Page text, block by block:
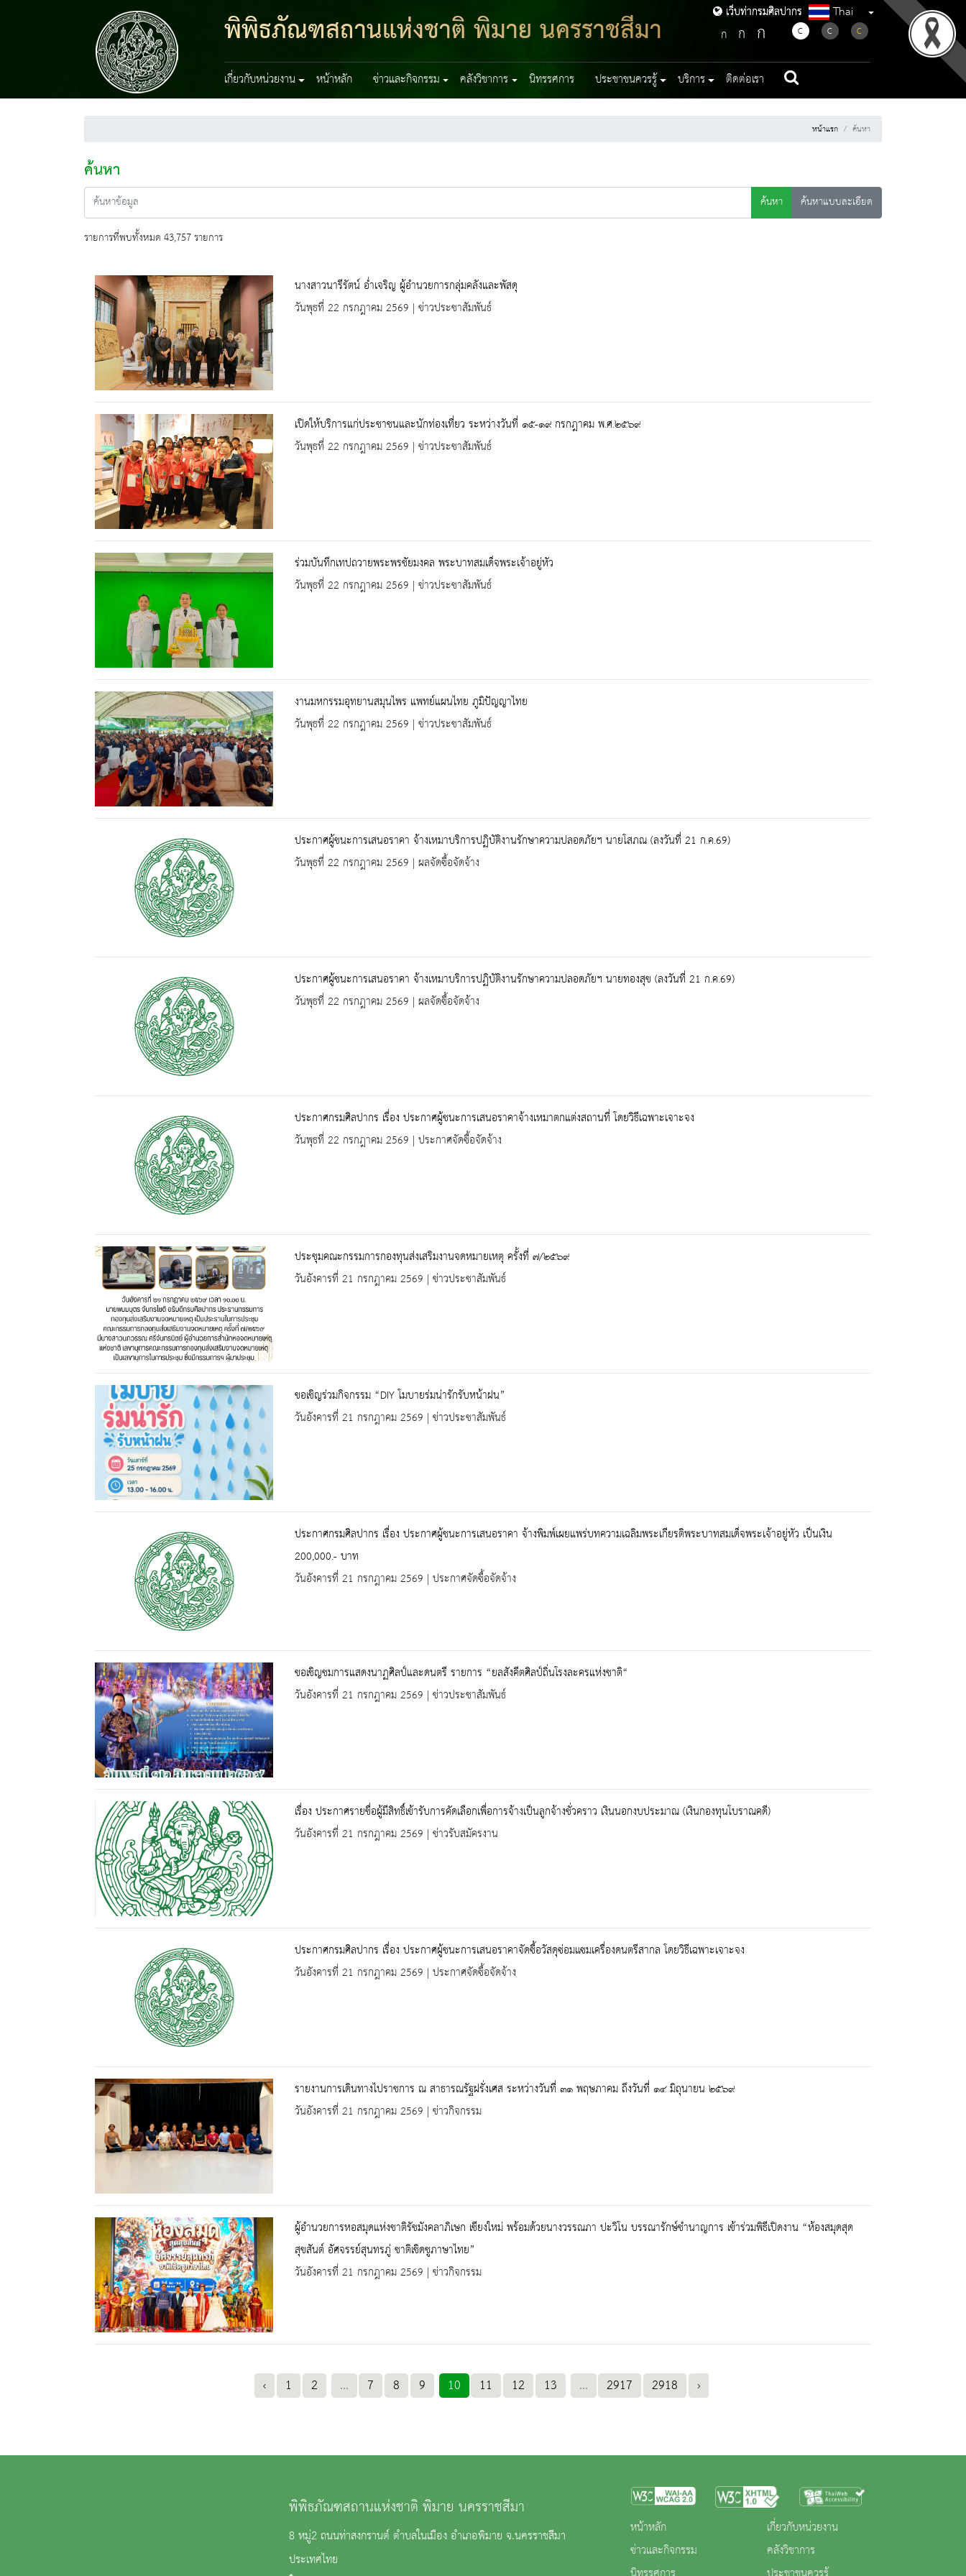
เว็บท่ากรมศิลปากร
พิพิธภัณฑสถานแห่งชาติ พิมาย นครราชสีมา เว็บท่ากรมศิลปากร Thai
ก ก ก C C C
เกี่ยวกับหน่วยงาน หน้าหลัก ข่าวและกิจกรรม คลังวิชาการ นิทรรศการ ประชาชนควรรู้ บริการ ติดต่อเรา
หน้าแรก ค้นหา
ค้นหา
ค้นหา
ค้นหาแบบละเอียด
รายการที่พบทั้งหมด 43,757 รายการ
นางสาวนารีรัตน์ อ่ำเจริญ ผู้อำนวยการกลุ่มคลังและพัสดุ
วันพุธที่ 22 กรกฎาคม 2569 | ข่าวประชาสัมพันธ์
เปิดให้บริการแก่ประชาชนและนักท่องเที่ยว ระหว่างวันที่ ๑๕-๑๙ กรกฎาคม พ.ศ.๒๕๖๙
วันพุธที่ 22 กรกฎาคม 2569 | ข่าวประชาสัมพันธ์
ร่วมบันทึกเทปถวายพระพรชัยมงคล พระบาทสมเด็จพระเจ้าอยู่หัว
วันพุธที่ 22 กรกฎาคม 2569 | ข่าวประชาสัมพันธ์
งานมหกรรมอุทยานสมุนไพร แพทย์แผนไทย ภูมิปัญญาไทย
วันพุธที่ 22 กรกฎาคม 2569 | ข่าวประชาสัมพันธ์
ประกาศผู้ชนะการเสนอราคา จ้างเหมาบริการปฏิบัติงานรักษาความปลอดภัยฯ นายโสภณ (ลงวันที่ 21 ก.ค.69)
วันพุธที่ 22 กรกฎาคม 2569 | ผลจัดซื้อจัดจ้าง
ประกาศผู้ชนะการเสนอราคา จ้างเหมาบริการปฏิบัติงานรักษาความปลอดภัยฯ นายทองสุข (ลงวันที่ 21 ก.ค.69)
วันพุธที่ 22 กรกฎาคม 2569 | ผลจัดซื้อจัดจ้าง
ประกาศกรมศิลปากร เรื่อง ประกาศผู้ชนะการเสนอราคาจ้างเหมาตกแต่งสถานที่ โดยวิธีเฉพาะเจาะจง
วันพุธที่ 22 กรกฎาคม 2569 | ประกาศจัดซื้อจัดจ้าง
ประชุมคณะกรรมการกองทุนส่งเสริมงานจดหมายเหตุ ครั้งที่ ๗/๒๕๖๙
วันอังคารที่ 21 กรกฎาคม 2569 | ข่าวประชาสัมพันธ์
ขอเชิญร่วมกิจกรรม “DIY โมบายร่มน่ารักรับหน้าฝน”
วันอังคารที่ 21 กรกฎาคม 2569 | ข่าวประชาสัมพันธ์
ประกาศกรมศิลปากร เรื่อง ประกาศผู้ชนะการเสนอราคา จ้างพิมพ์เผยแพร่บทความเฉลิมพระเกียรติพระบาทสมเด็จพระเจ้าอยู่หัว เป็นเงิน
200,000.- บาท
วันอังคารที่ 21 กรกฎาคม 2569 | ประกาศจัดซื้อจัดจ้าง
ขอเชิญชมการแสดงนาฏศิลป์และดนตรี รายการ “ยลสังคีตศิลป์ถิ่นโรงละครแห่งชาติ“
วันอังคารที่ 21 กรกฎาคม 2569 | ข่าวประชาสัมพันธ์
เรื่อง ประกาศรายชื่อผู้มีสิทธิ์เข้ารับการคัดเลือกเพื่อการจ้างเป็นลูกจ้างชั่วคราว เงินนอกงบประมาณ (เงินกองทุนโบราณคดี)
วันอังคารที่ 21 กรกฎาคม 2569 | ข่าวรับสมัครงาน
ประกาศกรมศิลปากร เรื่อง ประกาศผู้ชนะการเสนอราคาจัดซื้อวัสดุซ่อมแซมเครื่องดนตรีสากล โดยวิธีเฉพาะเจาะจง
วันอังคารที่ 21 กรกฎาคม 2569 | ประกาศจัดซื้อจัดจ้าง
รายงานการเดินทางไปราชการ ณ สาธารณรัฐฝรั่งเศส ระหว่างวันที่ ๓๑ พฤษภาคม ถึงวันที่ ๑๔ มิถุนายน ๒๕๖๙
วันอังคารที่ 21 กรกฎาคม 2569 | ข่าวกิจกรรม
ผู้อำนวยการหอสมุดแห่งชาติรัชมังคลาภิเษก เชียงใหม่ พร้อมด้วยนางวรรณภา ปะวิโน บรรณารักษ์ชำนาญการ เข้าร่วมพิธีเปิดงาน “ห้องสมุดสุด
สุขสันต์ อัศจรรย์สุนทรภู่ ชาติเชิดชูภาษาไทย”
วันอังคารที่ 21 กรกฎาคม 2569 | ข่าวกิจกรรม
‹ 1 2 ... 7 8 9 10 11 12 13 ... 2917 2918 ›
พิพิธภัณฑสถานแห่งชาติ พิมาย นครราชสีมา
8 หมู่2 ถนนท่าสงกรานต์ ตำบลในเมือง อำเภอพิมาย จ.นครราชสีมา
ประเทศไทย
หน้าหลัก
ข่าวและกิจกรรม
เกี่ยวกับหน่วยงาน
คลังวิชาการ